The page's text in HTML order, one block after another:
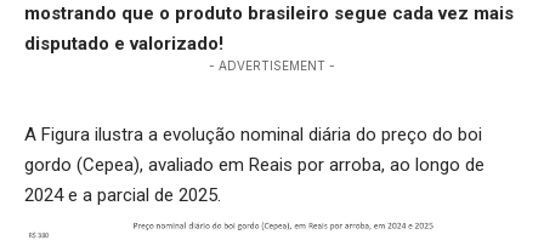
mostrando que o produto brasileiro segue cada vez mais
disputado e valorizado!
- ADVERTISEMENT -
A Figura ilustra a evolução nominal diária do preço do boi
gordo (Cepea), avaliado em Reais por arroba, ao longo de
2024 e a parcial de 2025.